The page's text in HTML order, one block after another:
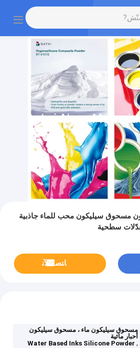
مسحوق سيليكون محب للماء جاذبية
ﺎﺘﺼﻟ ﺍﻶﻧ
مسحوق سيليكون ماء ، مسحوق سيليكون
أحبار مائية
,
Water Based Inks Silicone Powder